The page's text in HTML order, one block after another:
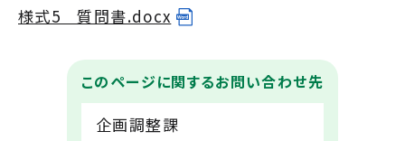
様式5 質問書.docx
このページに関するお問い合わせ先
企画調整課